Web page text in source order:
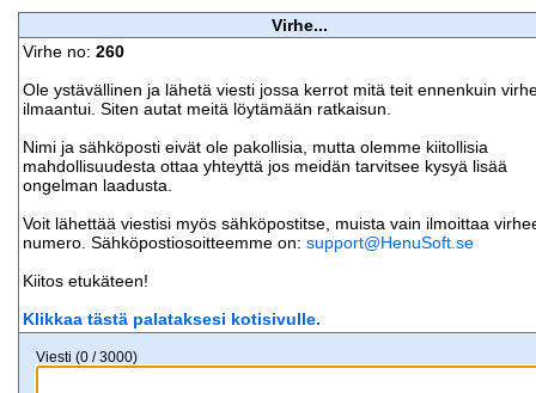
Virhe...
Virhe no: 260
Ole ystävällinen ja lähetä viesti jossa kerrot mitä teit ennenkuin
ilmaantui. Siten autat meitä löytämään ratkaisun.
Nimi ja sähköposti eivät ole pakollisia, mutta olemme kiitollisia
mahdollisuudesta ottaa yhteyttä jos meidän tarvitsee kysyä lisää
ongelman laadusta.
Voit lähettää viestisi myös sähköpostitse, muista vain ilmoittaa
numero. Sähköpostiosoitteemme on: support@HenuSoft.se
Kiitos etukäteen!
Klikkaa tästä palataksesi kotisivulle.
Viesti (0 / 3000)